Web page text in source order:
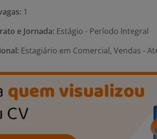
1
e Jornada: Estágio - Período Integral
Estagiário em Comercial, Vendas -